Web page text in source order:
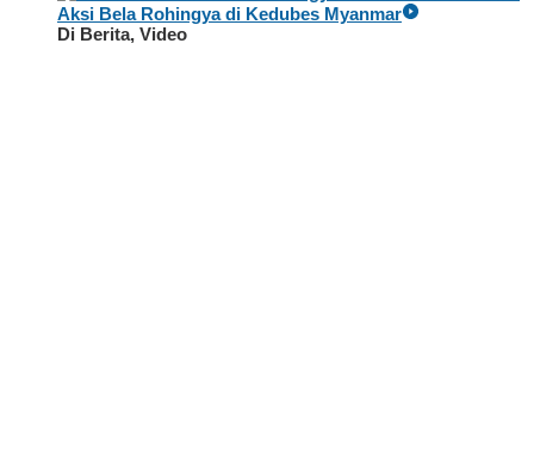
Aksi Bela Rohingya di Kedubes Myanmar
Di Berita, Video